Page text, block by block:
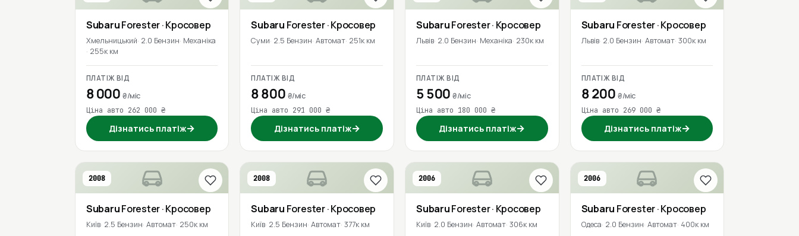
SubaruForester· Кросовер
Хмельницький 2.0 Бензин Механіка
255к км
ПЛАТІЖ ВІД
8 000₴/міс
Ціна авто 262 000 ₴
Дізнатись платіж→
Subaru Forester· Кросовер
Суми 2.5 Бензин Автомат 251к км
ПЛАТІЖ ВІД
8 800 ₴/міс
Ціна авто 291 000 ₴
Дізнатись платіж→
SubaruForester· Кросовер
Львів 2.0 Бензин Механіка 230к км
ПЛАТІЖ ВІД
5 500₴/міс
Ціна авто 180 000 ₴
Дізнатись платіж→
Subaru Forester· Кросовер
Львів 2.0 Бензин Автомат 300к км
ПЛАТІЖ ВІД
8 200 ₴/міс
Ціна авто 269 000 ₴
Дізнатись платіж→
2008
SubaruForester· Кросовер
Київ 2.5 Бензин Автомат 250к км
2008
Subaru Forester· Кросовер
Київ 2.5 Бензин Автомат 377к км
2006
SubaruForester· Кросовер
Київ 2.0 Бензин Автомат 306к км
2006
Subaru Forester· Кросовер
Одеса 2.0 Бензин Автомат 400к км